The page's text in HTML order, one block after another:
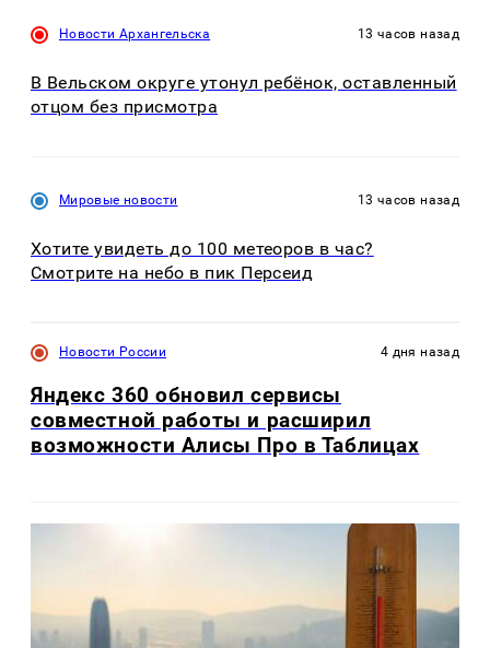
Новости Архангельска 13 часов назад
В Вельском округе утонул ребёнок, оставленный
отцом без присмотра
Мировые новости 13 часов назад
Хотите увидеть до 100 метеоров в час?
Смотрите на небо в пик Персеид
Новости России 4 дня назад
Яндекс 360 обновил сервисы
совместной работы и расширил
возможности Алисы Про в Таблицах